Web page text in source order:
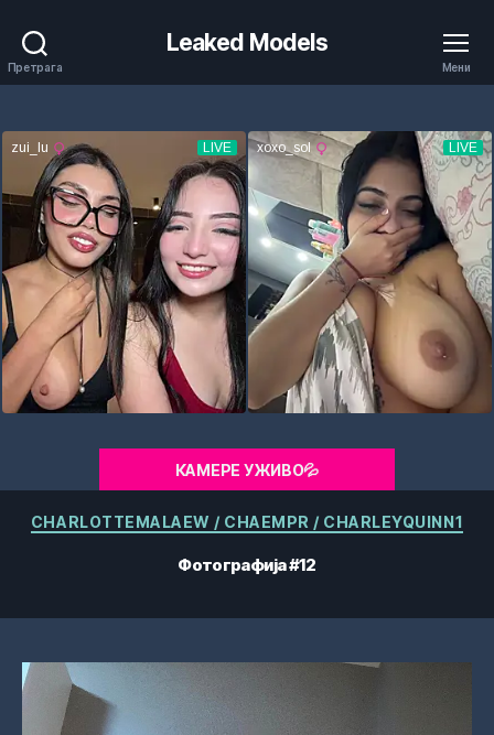
Претрага
Leaked Models
Мени
КАМЕРЕ УЖИВО💦
Категорије
CHARLOTTEMALAEW / CHAEMPR / CHARLEYQUINN1
Фотографија #12